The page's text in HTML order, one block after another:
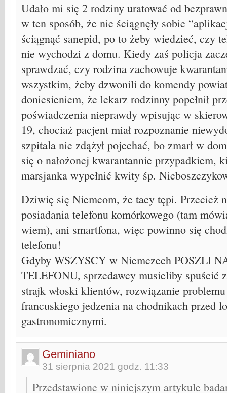
Udało mi się 2 rodziny uratować od
w ten sposób, że nie ściągnęły sobie
ściągnąć sanepid, po to żeby wiedzieć, czy
nie wychodzi z domu. Kiedy zaś policja
sprawdzać, czy rodzina zachowuje
wszystkim, żeby dzwonili do komendy
doniesieniem, że lekarz rodzinny popełnił
poświadczenia nieprawdy wpisując w
19, chociaż pacjent miał rozpoznanie
szpitala nie zdążył pojechać, bo zmarł w
się o nałożonej kwarantannie przypadkiem,
marsjanka wypełnić kwity śp.
Dziwię się Niemcom, że tacy tępi. Przecież
posiadania telefonu komórkowego (tam
wiem), ani smartfona, więc powinno się
telefonu!
Gdyby WSZYSCY w Niemczech POSZLI
TELEFONU, sprzedawcy musieliby spuścić
strajk włoski klientów, rozwiązanie
francuskiego jedzenia na chodnikach przed
gastronomicznymi.
Geminiano
31 sierpnia 2021 godz. 11:33
Przedstawione w niniejszym artykule